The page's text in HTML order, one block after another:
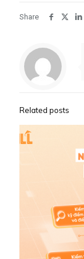
Share
Related posts